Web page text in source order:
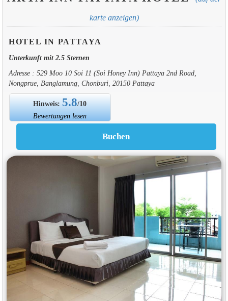
karte anzeigen)
HOTEL IN PATTAYA
Unterkunft mit 2.5 Sternen
Adresse : 529 Moo 10 Soi 11 (Soi Honey Inn) Pattaya 2nd Road,
Nongprue, Banglamung, Chonburi, 20150 Pattaya
Hinweis:5.8/10
Bewertungen lesen